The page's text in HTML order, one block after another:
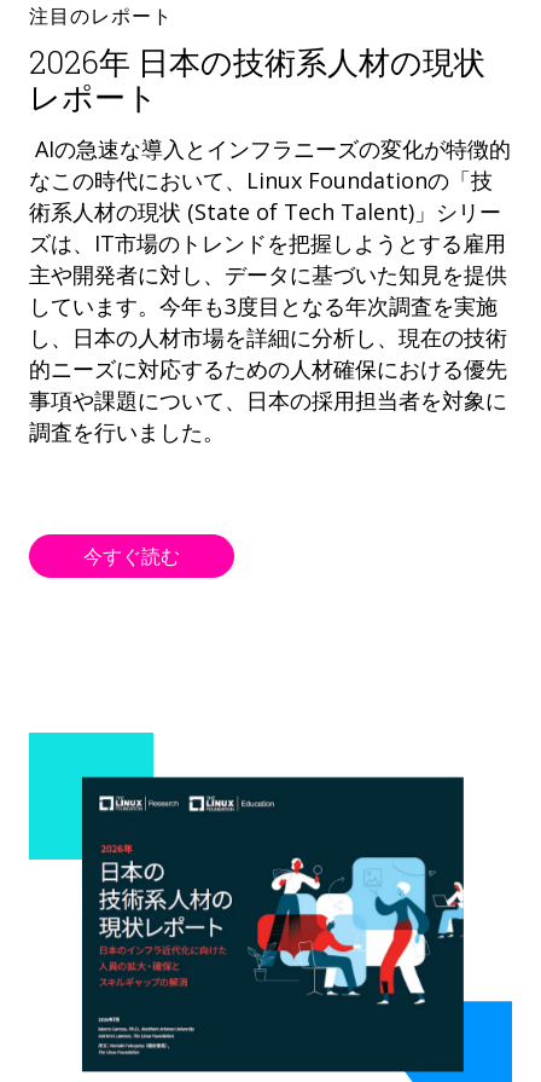
注目のレポート
2026年 日本の技術系人材の現状
レポート
AIの急速な導入とインフラニーズの変化が特徴的
なこの時代において、Linux Foundationの「技
術系人材の現状 (State of Tech Talent)」シリー
ズは、IT市場のトレンドを把握しようとする雇用
主や開発者に対し、データに基づいた知見を提供
しています。今年も3度目となる年次調査を実施
し、日本の人材市場を詳細に分析し、現在の技術
的ニーズに対応するための人材確保における優先
事項や課題について、日本の採用担当者を対象に
調査を行いました。
今すぐ読む